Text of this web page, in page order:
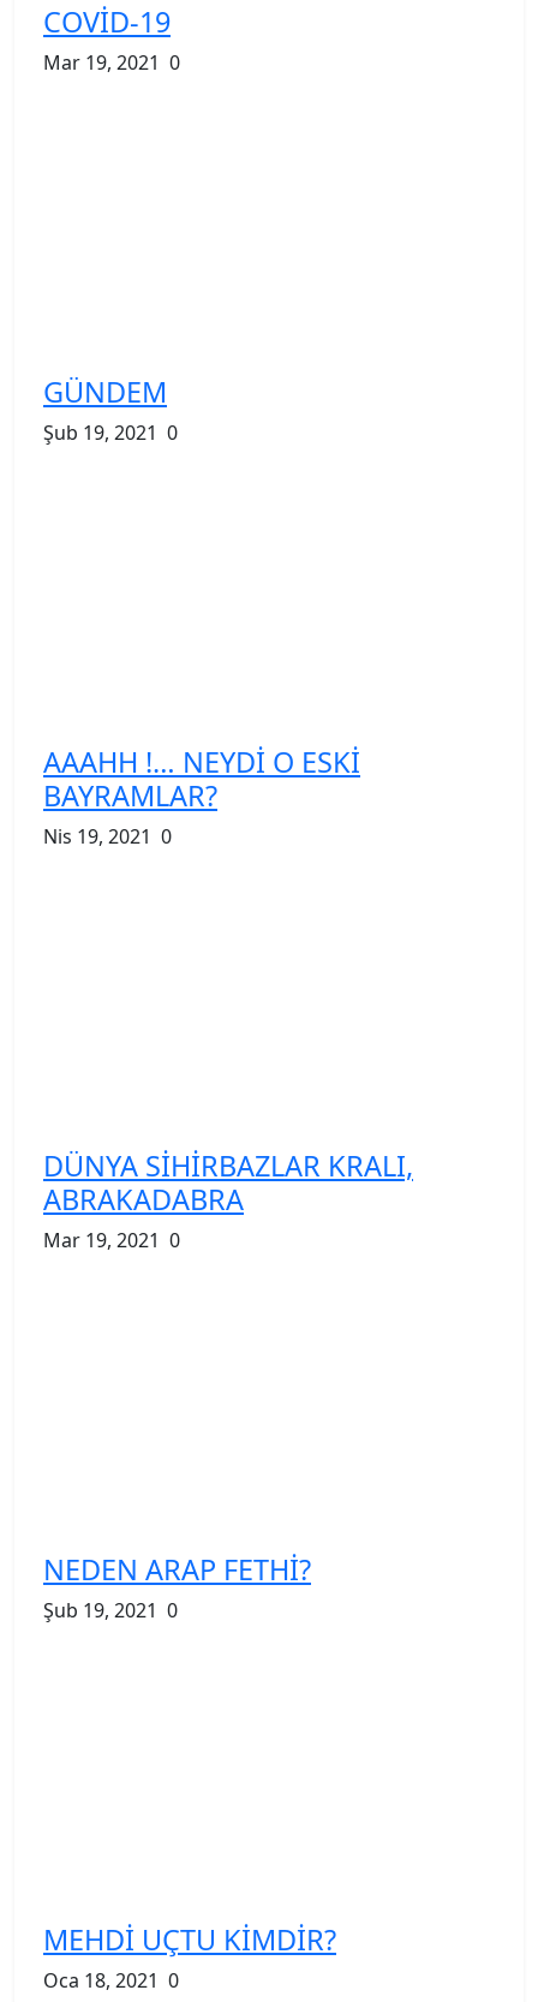
COVİD-19
Mar 19, 2021 0
GÜNDEM
Şub 19, 2021 0
AAAHH !… NEYDİ O ESKİ
BAYRAMLAR?
Nis 19, 2021 0
DÜNYA SİHİRBAZLAR KRALI,
ABRAKADABRA
Mar 19, 2021 0
NEDEN ARAP FETHİ?
Şub 19, 2021 0
MEHDİ UÇTU KİMDİR?
Oca 18, 2021 0